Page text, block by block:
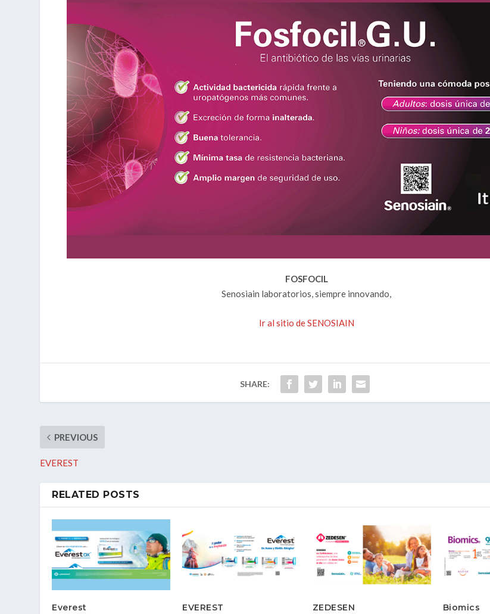
FOSFOCIL
Senosiain laboratorios, siempre innovando,
Ir al sitio de SENOSIAIN
SHARE:
PREVIOUS
EVEREST
RELATED POSTS
Everest EVEREST ZEDESEN Biomics